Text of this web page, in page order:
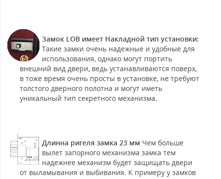
Замок LOB имеет Накладной тип установки:
Такие замки очень надежные и удобные для
использования, однако могут портить
внешний вид двери, ведь устанавливаются поверх,
в тоже время очень просты в установке, не требуют
толстого дверного полотна и могут иметь
уникальный тип секретного механизма.
Длинна ригеля замка 23 мм Чем больше
вылет запорного механизма замка тем
надежнее механизм будет защищать двери
от выламывания и выбивания. К примеру у замков